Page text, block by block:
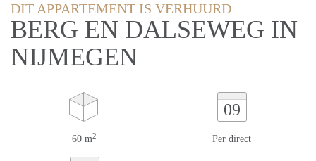
DIT APPARTEMENT IS VERHUURD
BERG EN DALSEWEG IN
NIJMEGEN
60 m2
09
Per direct